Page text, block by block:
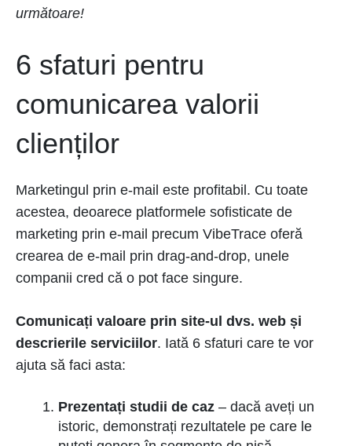
următoare!
6 sfaturi pentru
comunicarea valorii
clienților
Marketingul prin e-mail este profitabil. Cu toate
acestea, deoarece platformele sofisticate de
marketing prin e-mail precum VibeTrace oferă
crearea de e-mail prin drag-and-drop, unele
companii cred că o pot face singure.
Comunicați valoare prin site-ul dvs. web și
descrierile serviciilor. Iată 6 sfaturi care te vor
ajuta să faci asta:
Prezentați studii de caz – dacă aveți un
istoric, demonstrați rezultatele pe care le